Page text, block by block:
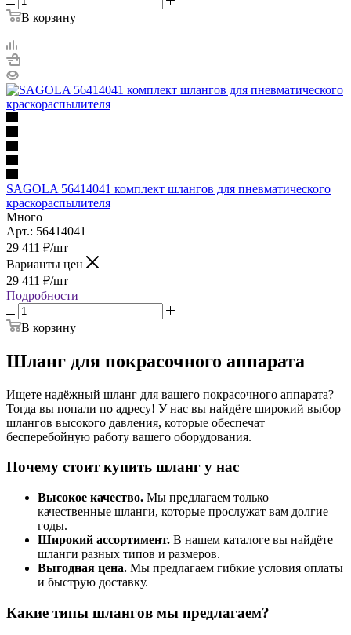
В корзину
SAGOLA 56414041 комплект шлангов для пневматического
краскораспылителя
Много
Арт.: 56414041
29 411 ₽/шт
Варианты цен
29 411 ₽/шт
Подробности
В корзину
Шланг для покрасочного аппарата
Ищете надёжный шланг для вашего покрасочного аппарата?
Тогда вы попали по адресу! У нас вы найдёте широкий выбор
шлангов высокого давления, которые обеспечат
бесперебойную работу вашего оборудования.
Почему стоит купить шланг у нас
Высокое качество. Мы предлагаем только
качественные шланги, которые прослужат вам долгие
годы.
Широкий ассортимент. В нашем каталоге вы найдёте
шланги разных типов и размеров.
Выгодная цена. Мы предлагаем гибкие условия оплаты
и быструю доставку.
Какие типы шлангов мы предлагаем?